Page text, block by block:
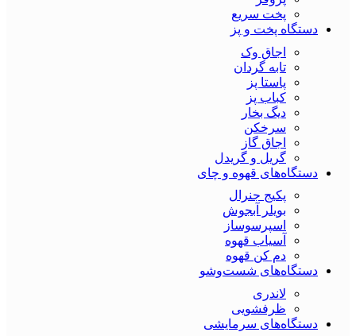
پخت سریع
دستگاه‌ پخت و پز
اجاق وک
تابه گردان
پاستا پز
کباب پز
دیگ بخار
سرخکن
اجاق گاز
گریل و گریدل
دستگاه‌های قهوه و چای
پکیج جنرال
بویلر آبجوش
اسپرسوساز
آسیاب قهوه
دم کن قهوه
دستگاه‌های شست‌و‌شو
لاندری
ظرفشویی
دستگاه‌های سرمایشی